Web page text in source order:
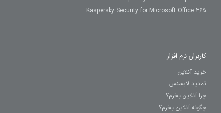
Kaspersky Security for Microsoft Office 365
کاربران نرم افزار
خرید آنلاین
تمدید لایسنس
چرا آنلاین بخرم؟
چگونه آنلاین بخرم؟